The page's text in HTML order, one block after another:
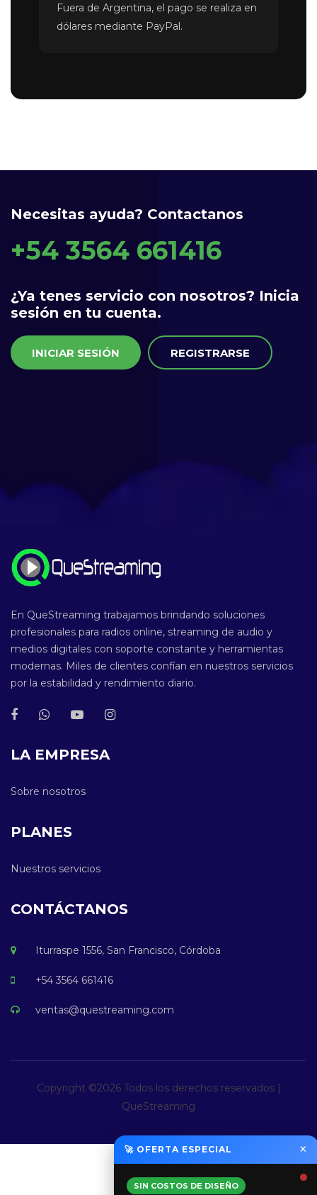
Fuera de Argentina, el pago se realiza en
dólares mediante PayPal.
Necesitas ayuda? Contactanos
+54 3564 661416
¿Ya tenes servicio con nosotros? Inicia
sesión en tu cuenta.
INICIAR SESIÓN REGISTRARSE
En QueStreaming trabajamos brindando soluciones
profesionales para radios online, streaming de audio y
medios digitales con soporte constante y herramientas
modernas. Miles de clientes confían en nuestros servicios
por la estabilidad y rendimiento diario.
LA EMPRESA
Sobre nosotros
PLANES
Nuestros servicios
CONTÁCTANOS
Iturraspe 1556, San Francisco, Córdoba
+54 3564 661416
ventas@questreaming.com
Copyright ©2026 Todos los derechos reservados |
QueStreaming
×
🚀 OFERTA ESPECIAL
SIN COSTOS DE DISEÑO